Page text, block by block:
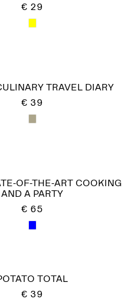
€ 29
TRAVEL DIARY
€ 39
OF-THE-ART COOKING
AND A PARTY
€ 65
TOTAL
€ 39